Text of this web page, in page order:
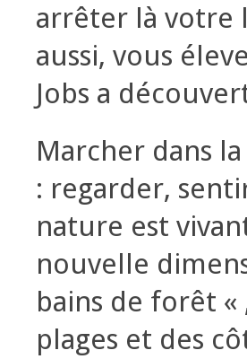
arrêter là votre
aussi, vous
Jobs a
Marcher dans
: regarder,
nature est
nouvelle
bains de forêt «
plages et des